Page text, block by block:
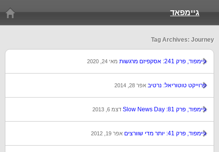
גיימפאד
Tag Archives: Journey
גיימפוד, פרק 241: אסקפיזם מרגשות מאי 24, 2020
פרוייקט טוטוריאל: נרטיב אפר 28, 2014
גיימפוד, פרק 81: Slow News Day דצמ 6, 2013
גיימפוד, פרק 41: יותר מדי שוורצים אפר 19, 2012